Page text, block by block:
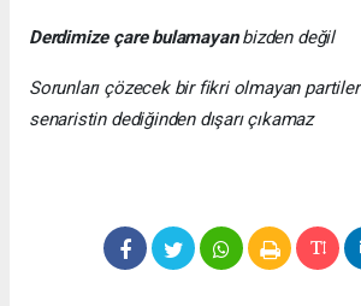
Derdimize çare bulamayanbizden değil
Sorunları çözecek bir fikri olmayan
senaristin dediğinden dışarı çıkamaz